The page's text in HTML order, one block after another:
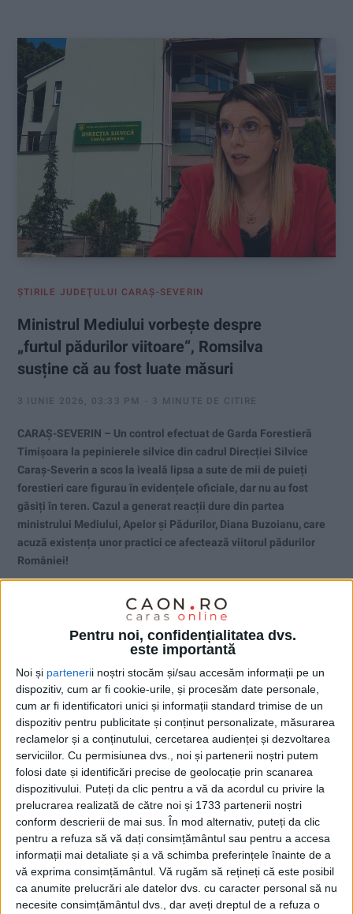
Pentru noi, confidențialitatea dvs.
este importantă
Noi și partenerii noștri stocăm și/sau accesăm informații pe un
dispozitiv, cum ar fi cookie-urile, și procesăm date personale,
cum ar fi identificatori unici și informații standard trimise de un
dispozitiv pentru publicitate și conținut personalizate, măsurarea
reclamelor și a conținutului, cercetarea audienței și dezvoltarea
serviciilor. Cu permisiunea dvs., noi și partenerii noștri putem
folosi date și identificări precise de geolocație prin scanarea
dispozitivului. Puteți da clic pentru a vă da acordul cu privire la
prelucrarea realizată de către noi și 1733 partenerii noștri
conform descrierii de mai sus. În mod alternativ, puteți da clic
pentru a refuza să vă dați consimțământul sau pentru a accesa
informații mai detaliate și a vă schimba preferințele înainte de a
vă exprima consimțământul. Vă rugăm să rețineți că este posibil
ca anumite prelucrări ale datelor dvs. cu caracter personal să nu
necesite consimțământul dvs., dar aveți dreptul de a refuza o
ŞTIRILE JUDEŢULUI CARAŞ-SEVERIN
Ministrul Mediului vorbește despre
„furtul pădurilor viitoare“, Romsilva
susține că au fost luate măsuri
3 IUNIE 2026, 03:33 PM 3 MINUTE DE CITIRE
CARAȘ-SEVERIN – Un control efectuat de Garda Forestieră
Timișoara la pepinierele silvice din cadrul Direcției Silvice
Caraș-Severin a scos la iveală lipsa a sute de mii de puieți
forestieri care figurau în evidențele oficiale, dar nu au fost
găsiți în teren. Cazul a generat reacții dure din partea
ministrului Mediului, Apelor și Pădurilor, Diana Buzoianu, care
acuză existența unor practici ce afectează viitorul pădurilor
României!
ŞTIRILE JUDEŢULUI CARAŞ-SEVERIN
Peste 70.000 de puieți plantați în
pădurile Banatului Montan